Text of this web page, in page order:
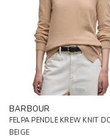
BARBOUR
FELPA PENDLE KREW KNIT
BEIGE